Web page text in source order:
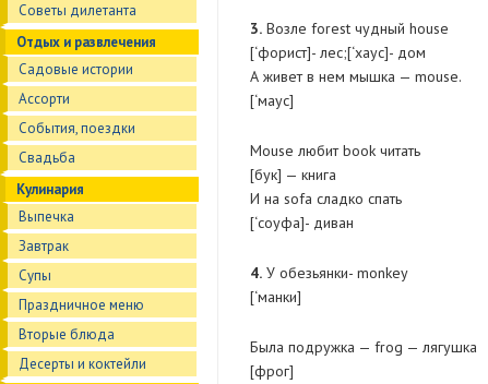
Советы дилетанта
Отдых и развлечения
Садовые истории
Ассорти
События, поездки
Свадьба
Кулинария
Выпечка
Завтрак
Супы
Праздничное меню
Вторые блюда
Десерты и коктейли
3.Возле forest чудный house
[‘форист]- лес;[‘хаус]- дом
А живет в нем мышка — mouse.
[‘маус]
Mouse любит book читать
[бук] — книга
И на sofa сладко спать
[‘соуфа]- диван
4.У обезьянки- monkey
[‘манки]
Была подружка — frog — лягушка
[фрог]